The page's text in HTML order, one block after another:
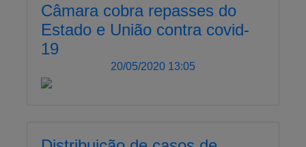
Câmara cobra repasses do
Estado e União contra covid-
19
20/05/2020 13:05